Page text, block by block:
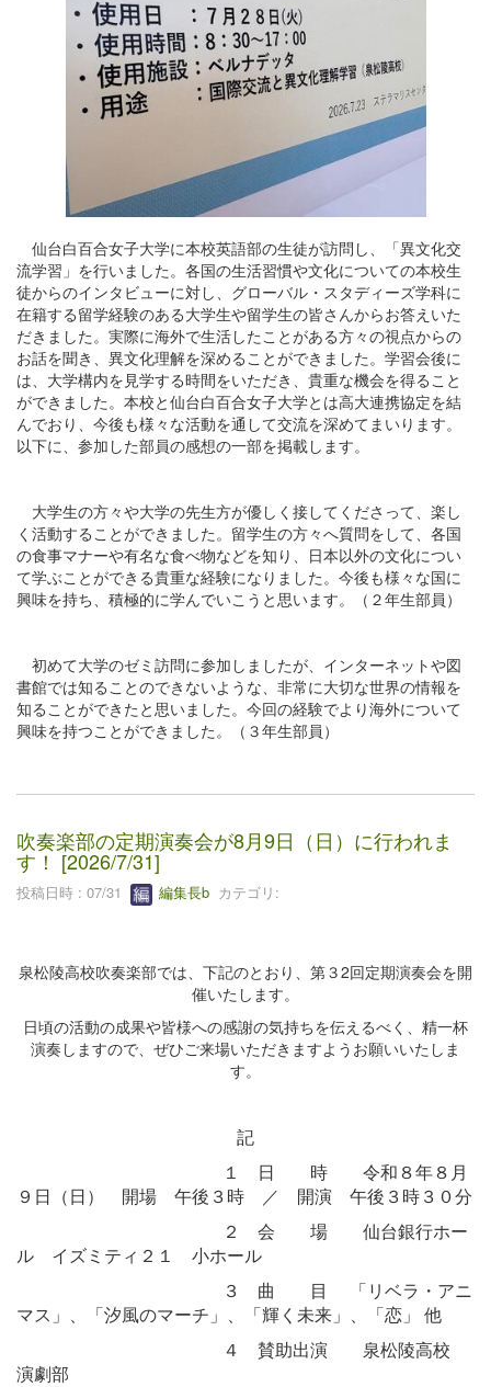
仙台白百合女子大学に本校英語部の生徒が訪問し、「異文化交
流学習」を行いました。各国の生活習慣や文化についての本校生
徒からのインタビューに対し、グローバル・スタディーズ学科に
在籍する留学経験のある大学生や留学生の皆さんからお答えいた
だきました。実際に海外で生活したことがある方々の視点からの
お話を聞き、異文化理解を深めることができました。学習会後に
は、大学構内を見学する時間をいただき、貴重な機会を得ること
ができました。本校と仙台白百合女子大学とは高大連携協定を結
んでおり、今後も様々な活動を通して交流を深めてまいります。
以下に、参加した部員の感想の一部を掲載します。
大学生の方々や大学の先生方が優しく接してくださって、楽し
く活動することができました。留学生の方々へ質問をして、各国
の食事マナーや有名な食べ物などを知り、日本以外の文化につい
て学ぶことができる貴重な経験になりました。今後も様々な国に
興味を持ち、積極的に学んでいこうと思います。（２年生部員）
初めて大学のゼミ訪問に参加しましたが、インターネットや図
書館では知ることのできないような、非常に大切な世界の情報を
知ることができたと思いました。今回の経験でより海外について
興味を持つことができました。（３年生部員）
吹奏楽部の定期演奏会が8月9日（日）に行われま
す！ [2026/7/31]
投稿日時 : 07/31 編集長b カテゴリ:
泉松陵高校吹奏楽部では、下記のとおり、第３2回定期演奏会を開
催いたします。
日頃の活動の成果や皆様への感謝の気持ちを伝えるべく、精一杯
演奏しますので、ぜひご来場いただきますようお願いいたしま
す。
記
１ 日 時 令和８年８月
９日（日） 開場 午後３時 ／ 開演 午後３時３０分
２ 会 場 仙台銀行ホー
ル イズミティ２１ 小ホール
３ 曲 目 「リベラ・アニ
マス」、「汐風のマーチ」、「輝く未来」、「恋」 他
４ 賛助出演 泉松陵高校
演劇部